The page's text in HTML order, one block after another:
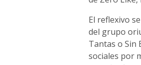
El reflexivo
del grupo
Tantas o Sin
sociales por